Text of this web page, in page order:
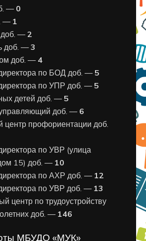
—0
— 1
доб. —2
доб. —3
доб. — 4
по БОД доб. —5
по УПР доб. —5
детей доб. —5
доб. — 6
профориентации доб.
по УВР (улица
15) доб. — 10
по АХР доб. — 12
по УВР доб. — 13
центр по трудоустройству
доб. —146
МБУДО «МУК»